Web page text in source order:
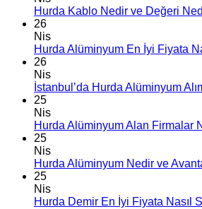
Hurda Kablo Nedir ve Değeri
26
Nis
Hurda Alüminyum En İyi Fiyata
26
Nis
İstanbul’da Hurda Alüminyum
25
Nis
Hurda Alüminyum Alan Firmalar
25
Nis
Hurda Alüminyum Nedir ve
25
Nis
Hurda Demir En İyi Fiyata Nasıl